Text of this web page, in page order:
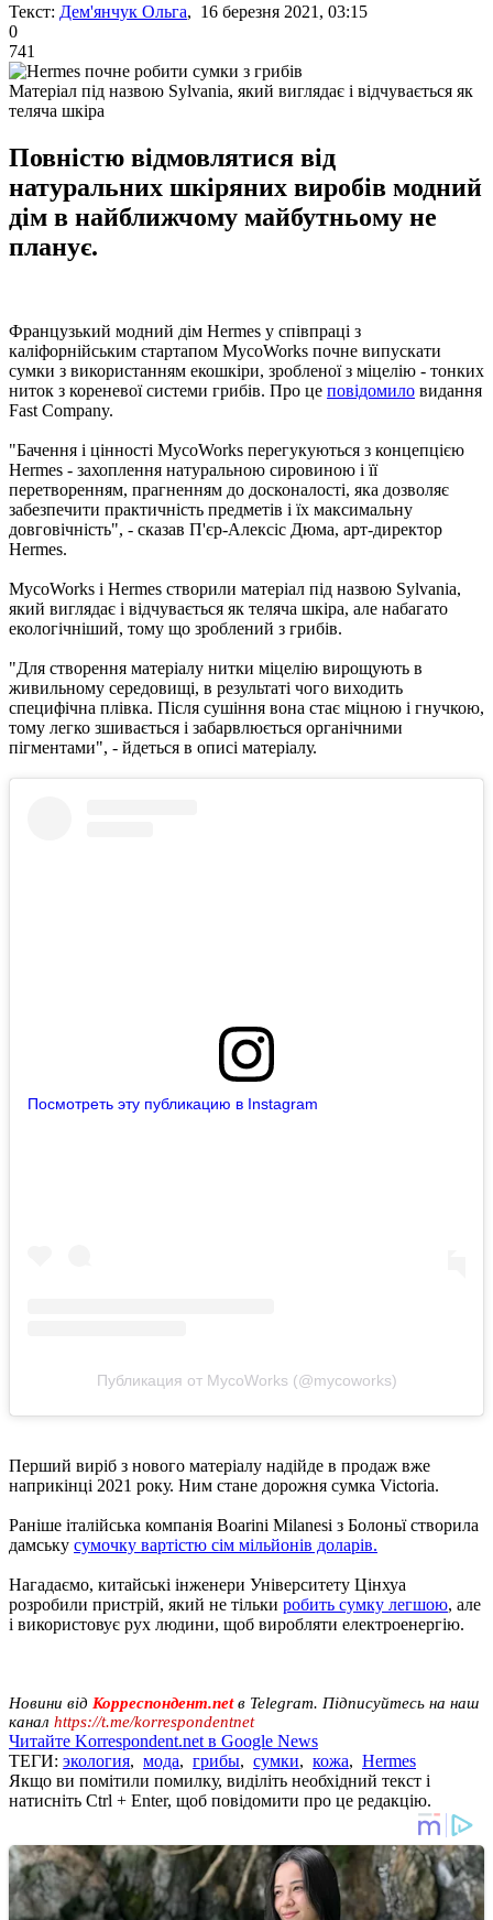
Текст: Дем'янчук Ольга, 16 березня 2021, 03:15
0
741
Матеріал під назвою Sylvania, який виглядає і відчувається як
теляча шкіра
Повністю відмовлятися від
натуральних шкіряних виробів модний
дім в найближчому майбутньому не
планує.
Французький модний дім Hermes у співпраці з
каліфорнійським стартапом MycoWorks почне випускати
сумки з використанням екошкіри, зробленої з міцелію - тонких
ниток з кореневої системи грибів. Про це повідомило видання
Fast Company.
"Бачення і цінності MycoWorks перегукуються з концепцією
Hermеs - захоплення натуральною сировиною і її
перетворенням, прагненням до досконалості, яка дозволяє
забезпечити практичність предметів і їх максимальну
довговічність", - сказав П'єр-Алексіс Дюма, арт-директор
Hermes.
MycoWorks і Hermеs створили матеріал під назвою Sylvania,
який виглядає і відчувається як теляча шкіра, але набагато
екологічніший, тому що зроблений з грибів.
"Для створення матеріалу нитки міцелію вирощують в
живильному середовищі, в результаті чого виходить
специфічна плівка. Після сушіння вона стає міцною і гнучкою,
тому легко зшивається і забарвлюється органічними
пігментами", - йдеться в описі матеріалу.
Посмотреть эту публикацию в Instagram
Публикация от MycoWorks (@mycoworks)
Перший виріб з нового матеріалу надійде в продаж вже
наприкінці 2021 року. Ним стане дорожня сумка Victoria.
Раніше італійська компанія Boarini Milanesi з Болоньї створила
дамську сумочку вартістю сім мільйонів доларів.
Нагадаємо, китайські інженери Університету Цінхуа
розробили пристрій, який не тільки робить сумку легшою, але
і використовує рух людини, щоб виробляти електроенергію.
Новини від Корреспондент.netв Telegram. Підписуйтесь на наш
канал https://t.me/korrespondentnet
Читайте Korrespondent.net в Google News
ТЕГИ: экология, мода, грибы, сумки, кожа, Hermes
Якщо ви помітили помилку, виділіть необхідний текст і
натисніть Ctrl + Enter, щоб повідомити про це редакцію.